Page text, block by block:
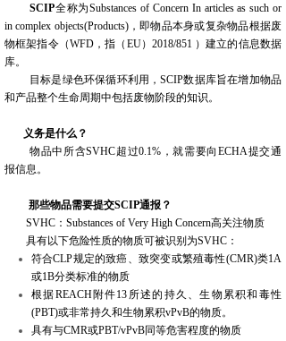
SCIP全称为Substances of Concern In articles as such or
in complex objects(Products)，即物品本身或复杂物品根据废
物框架指令（WFD，指（EU）2018/851 ）建立的信息数据
库。
目标是绿色环保循环利用，SCIP数据库旨在增加物品
和产品整个生命周期中包括废物阶段的知识。
义务是什么？
物品中所含SVHC超过0.1% ，就需要向ECHA提交通
报信息。
那些物品需要提交SCIP通报？
SVHC：Substances of Very High Concern高关注物质
具有以下危险性质的物质可被识别为SVHC：
符合CLP规定的致癌、致突变或繁殖毒性(CMR)类1A
或1B分类标准的物质
根据REACH附件13 所述的持久、生物累积和毒性
(PBT)或非常持久和生物累积vPvB的物质。
具有与CMR或PBT/vPvB同等危害程度的物质